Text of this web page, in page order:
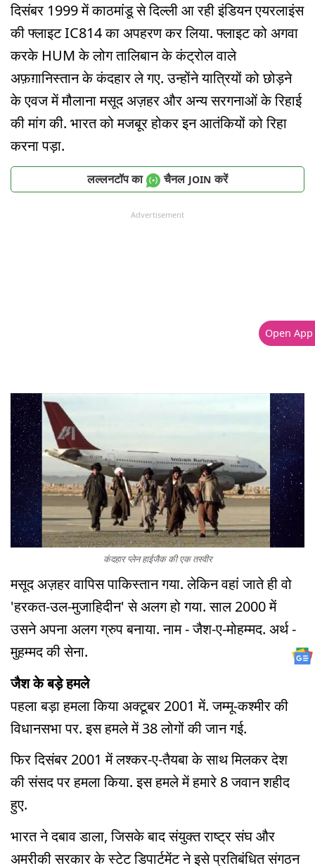
दिसंबर 1999 में काठमांडू से दिल्ली आ रही इंडियन एयरलाइंस
की फ्लाइट IC814 का अपहरण कर लिया. फ्लाइट को अगवा
करके HUM के लोग तालिबान के कंट्रोल वाले
अफ़ग़ानिस्तान के कंदहार ले गए. उन्होंने यात्रियों को छोड़ने
के एवज में मौलाना मसूद अज़हर और अन्य सरगनाओं के रिहाई
की मांग की. भारत को मजबूर होकर इन आतंकियों को रिहा
करना पड़ा.
लल्लनटॉप का चैनल JOIN करें
Advertisement
कंदहार प्लेन हाईजैक की एक तस्वीर
मसूद अज़हर वापिस पाकिस्तान गया. लेकिन वहां जाते ही वो
'हरकत-उल-मुजाहिदीन' से अलग हो गया. साल 2000 में
उसने अपना अलग ग्रुप बनाया. नाम - जैश-ए-मोहम्मद. अर्थ -
मुहम्मद की सेना.
जैश के बड़े हमले
पहला बड़ा हमला किया अक्टूबर 2001 में. जम्मू-कश्मीर की
विधानसभा पर. इस हमले में 38 लोगों की जान गई.
फिर दिसंबर 2001 में लश्कर-ए-तैयबा के साथ मिलकर देश
की संसद पर हमला किया. इस हमले में हमारे 8 जवान शहीद
हुए.
भारत ने दबाव डाला, जिसके बाद संयुक्त राष्ट्र संघ और
अमरीकी सरकार के स्टेट डिपार्टमेंट ने इसे प्रतिबंधित संगठन
Open App